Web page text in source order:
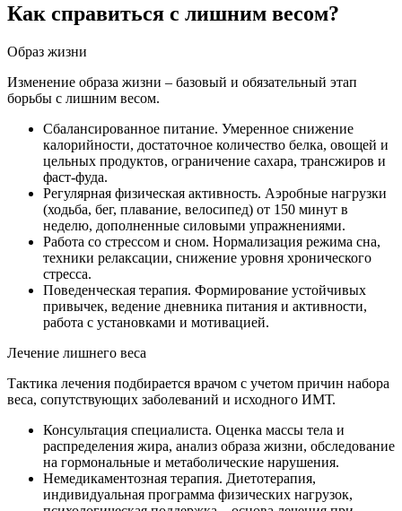
Как справиться с лишним весом?
Образ жизни
Изменение образа жизни – базовый и обязательный этап
борьбы с лишним весом.
Сбалансированное питание. Умеренное снижение
калорийности, достаточное количество белка, овощей и
цельных продуктов, ограничение сахара, трансжиров и
фаст‑фуда.
Регулярная физическая активность. Аэробные нагрузки
(ходьба, бег, плавание, велосипед) от 150 минут в
неделю, дополненные силовыми упражнениями.
Работа со стрессом и сном. Нормализация режима сна,
техники релаксации, снижение уровня хронического
стресса.
Поведенческая терапия. Формирование устойчивых
привычек, ведение дневника питания и активности,
работа с установками и мотивацией.
Лечение лишнего веса
Тактика лечения подбирается врачом с учетом причин набора
веса, сопутствующих заболеваний и исходного ИМТ.
Консультация специалиста. Оценка массы тела и
распределения жира, анализ образа жизни, обследование
на гормональные и метаболические нарушения.
Немедикаментозная терапия. Диетотерапия,
индивидуальная программа физических нагрузок,